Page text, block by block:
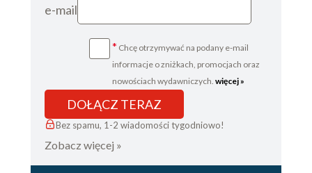
e-mail
* Chcę otrzymywać na podany e-mail
informacje o zniżkach, promocjach oraz
nowościach wydawniczych. więcej »
DOŁĄCZ TERAZ
Bez spamu, 1-2 wiadomości tygodniowo!
Zobacz więcej »